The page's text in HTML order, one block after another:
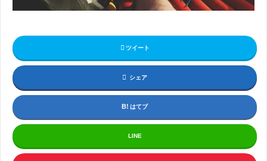
ツイート
シェア
はてブ
LINE